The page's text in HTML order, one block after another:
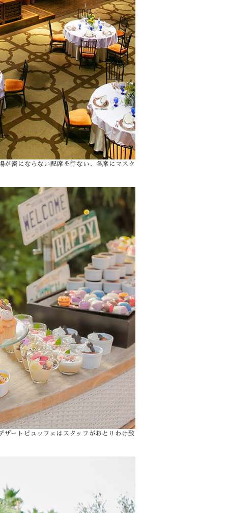
が密にならない配席を行ない、各席にマスク
ザートビュッフェはスタッフがおとりわけ致